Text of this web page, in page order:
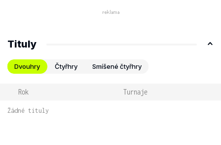
Tituly
Dvouhry Čtyřhry Smíšené čtyřhry
Rok Turnaje
Žádné tituly